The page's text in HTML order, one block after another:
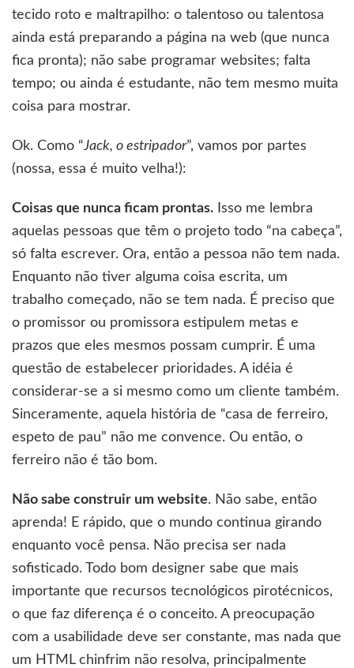
tecido roto e maltrapilho: o talentoso ou talentosa
ainda está preparando a página na web (que nunca
fica pronta); não sabe programar websites; falta
tempo; ou ainda é estudante, não tem mesmo muita
coisa para mostrar.
Ok. Como “Jack, o estripador”, vamos por partes
(nossa, essa é muito velha!):
Coisas que nunca ficam prontas. Isso me lembra
aquelas pessoas que têm o projeto todo “na cabeça”,
só falta escrever. Ora, então a pessoa não tem nada.
Enquanto não tiver alguma coisa escrita, um
trabalho começado, não se tem nada. É preciso que
o promissor ou promissora estipulem metas e
prazos que eles mesmos possam cumprir. É uma
questão de estabelecer prioridades. A idéia é
considerar-se a si mesmo como um cliente também.
Sinceramente, aquela história de “casa de ferreiro,
espeto de pau” não me convence. Ou então, o
ferreiro não é tão bom.
Não sabe construir um website. Não sabe, então
aprenda! E rápido, que o mundo continua girando
enquanto você pensa. Não precisa ser nada
sofisticado. Todo bom designer sabe que mais
importante que recursos tecnológicos pirotécnicos,
o que faz diferença é o conceito. A preocupação
com a usabilidade deve ser constante, mas nada que
um HTML chinfrim não resolva, principalmente